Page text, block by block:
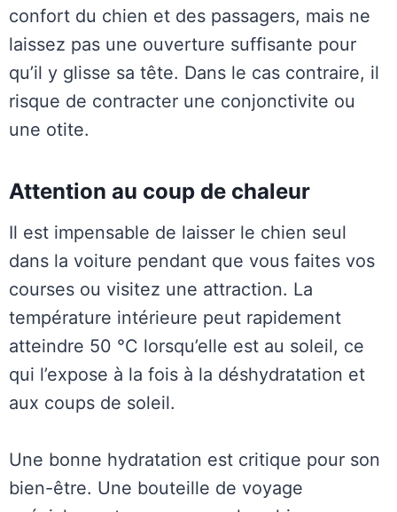
confort du chien et des passagers, mais ne
laissez pas une ouverture suffisante pour
qu’il y glisse sa tête. Dans le cas contraire, il
risque de contracter une conjonctivite ou
une otite.
Attention au coup de chaleur
Il est impensable de laisser le chien seul
dans la voiture pendant que vous faites vos
courses ou visitez une attraction. La
température intérieure peut rapidement
atteindre 50 °C lorsqu’elle est au soleil, ce
qui l’expose à la fois à la déshydratation et
aux coups de soleil.
Une bonne hydratation est critique pour son
bien-être. Une bouteille de voyage